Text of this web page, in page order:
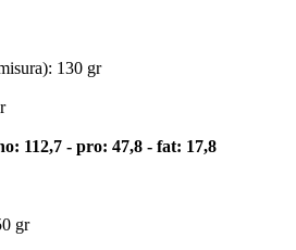
130 gr
112,7 - pro: 47,8 - fat: 17,8
gr